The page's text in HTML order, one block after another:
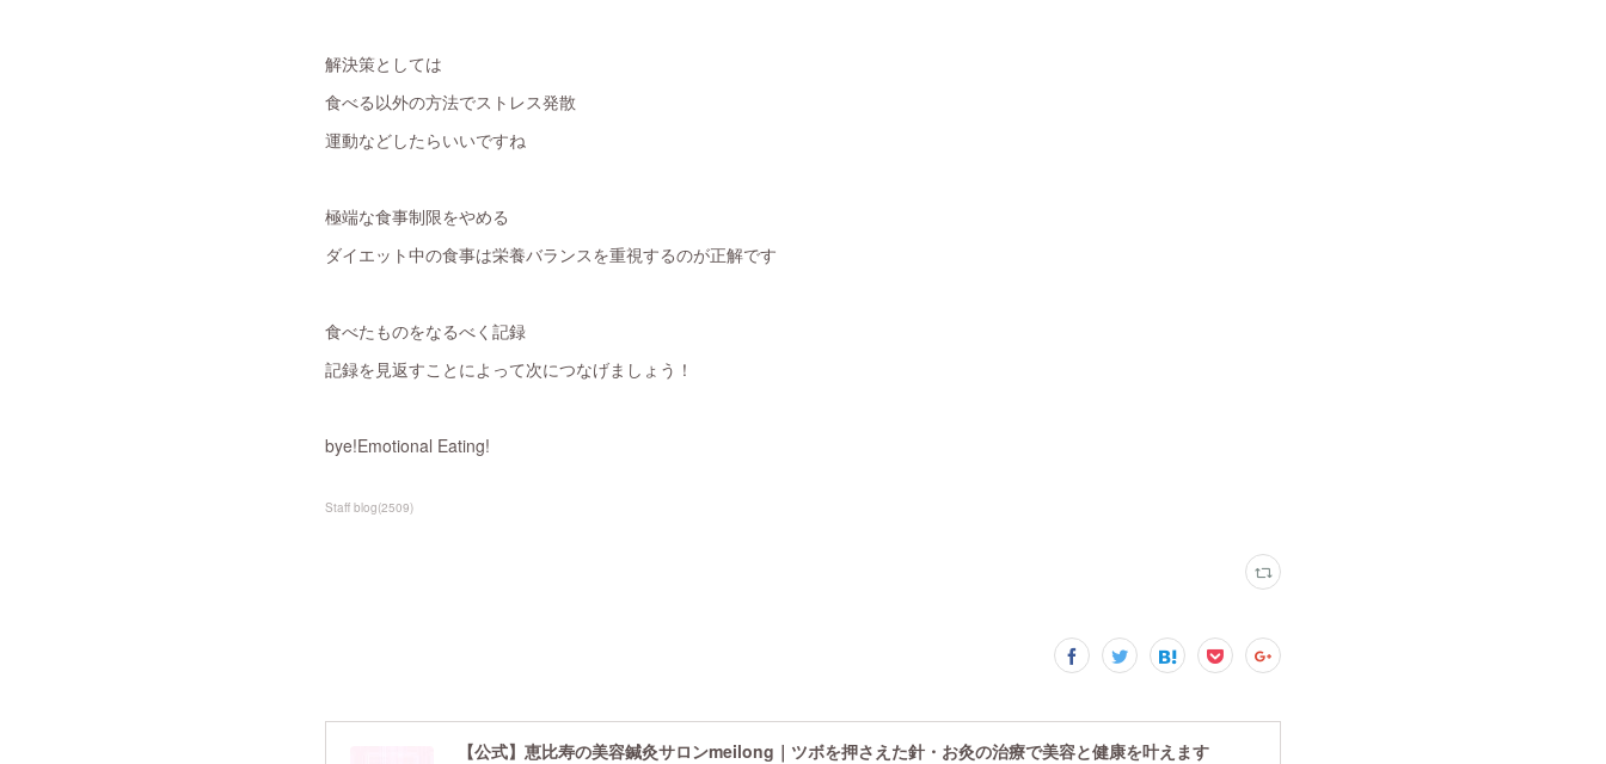
解決策としては
食べる以外の方法でストレス発散
運動などしたらいいですね
極端な食事制限をやめる
ダイエット中の食事は栄養バランスを重視するのが正解です
食べたものをなるべく記録
記録を見返すことによって次につなげましょう！
bye!Emotional Eating!
Staff blog(2509)
【公式】恵比寿の美容鍼灸サロンmeilong｜ツボを押さえた針・お灸の治療で美容と健康を叶えます